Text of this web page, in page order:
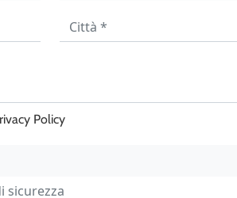
Policy